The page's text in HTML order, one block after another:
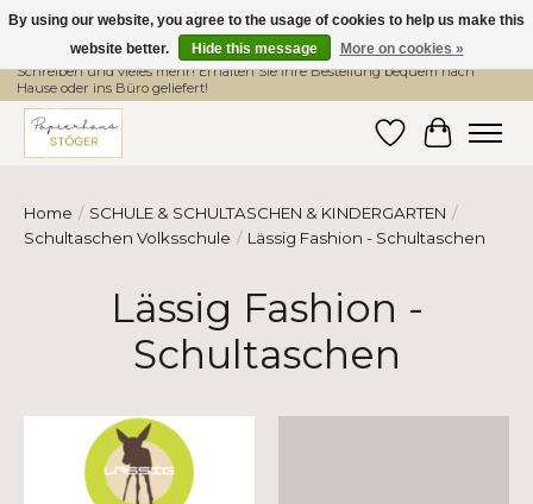
Hier finden Sie hochwertige Produkte im Bereich Schule, Büro, Papier,
Schreiben und vieles mehr! Erhalten Sie Ihre Bestellung bequem nach
Hause oder ins Büro geliefert!
WishlistCart
Home / SCHULE & SCHULTASCHEN & KINDERGARTEN /
Schultaschen Volksschule / Lässig Fashion - Schultaschen
Lässig Fashion -
Schultaschen
By using our website, you agree to the usage of cookies to help us make this
website better.
Hide this message More on cookies »